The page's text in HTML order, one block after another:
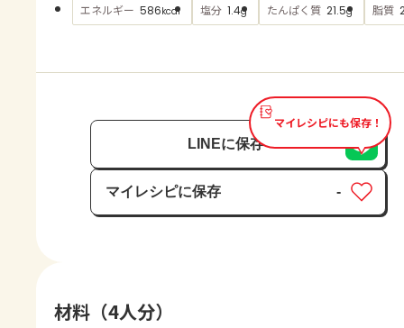
AJINOMOTO PARK とは
エネルギー 586kcal 塩分 1.4g たんぱく質 21.5g 脂質
マイレシピにも保存！
LINEに保存
マイレシピに保存
保存済み
-
材料（4人分）